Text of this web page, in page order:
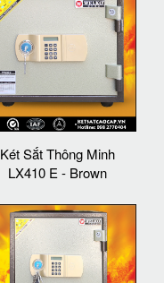
Két Sắt Thông Minh
LX410 E - Brown